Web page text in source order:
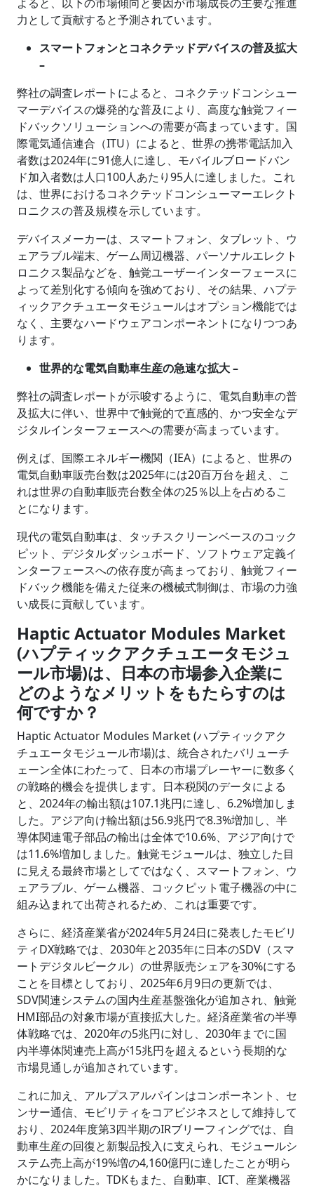
力として貢献すると予測されています。
スマートフォンとコネクテッドデバイスの普及拡大
–
弊社の調査レポートによると、コネクテッドコンシュー
マーデバイスの爆発的な普及により、高度な触覚フィー
ドバックソリューションへの需要が高まっています。国
際電気通信連合（ITU）によると、世界の携帯電話加入
者数は2024年に91億人に達し、モバイルブロードバン
ド加入者数は人口100人あたり95人に達しました。これ
は、世界におけるコネクテッドコンシューマーエレクト
ロニクスの普及規模を示しています。
デバイスメーカーは、スマートフォン、タブレット、ウ
ェアラブル端末、ゲーム周辺機器、パーソナルエレクト
ロニクス製品などを、触覚ユーザーインターフェースに
よって差別化する傾向を強めており、その結果、ハプテ
ィックアクチュエータモジュールはオプション機能では
なく、主要なハードウェアコンポーネントになりつつあ
ります。
世界的な電気自動車生産の急速な拡大 –
弊社の調査レポートが示唆するように、電気自動車の普
及拡大に伴い、世界中で触覚的で直感的、かつ安全なデ
ジタルインターフェースへの需要が高まっています。
例えば、国際エネルギー機関（IEA）によると、世界の
電気自動車販売台数は2025年には20百万台を超え、こ
れは世界の自動車販売台数全体の25％以上を占めるこ
とになります。
現代の電気自動車は、タッチスクリーンベースのコック
ピット、デジタルダッシュボード、ソフトウェア定義イ
ンターフェースへの依存度が高まっており、触覚フィー
ドバック機能を備えた従来の機械式制御は、市場の力強
い成長に貢献しています。
Haptic Actuator Modules Market
(ハプティックアクチュエータモジュ
ール市場)は、日本の市場参入企業に
どのようなメリットをもたらすのは
何ですか？
Haptic Actuator Modules Market (ハプティックアク
チュエータモジュール市場)は、統合されたバリューチ
ェーン全体にわたって、日本の市場プレーヤーに数多く
の戦略的機会を提供します。日本税関のデータによる
と、2024年の輸出額は107.1兆円に達し、6.2%増加しま
した。アジア向け輸出額は56.9兆円で8.3%増加し、半
導体関連電子部品の輸出は全体で10.6%、アジア向けで
は11.6%増加しました。触覚モジュールは、独立した目
に見える最終市場としてではなく、スマートフォン、ウ
ェアラブル、ゲーム機器、コックピット電子機器の中に
組み込まれて出荷されるため、これは重要です。
さらに、経済産業省が2024年5月24日に発表したモビリ
ティDX戦略では、2030年と2035年に日本のSDV（スマ
ートデジタルビークル）の世界販売シェアを30%にする
ことを目標としており、2025年6月9日の更新では、
SDV関連システムの国内生産基盤強化が追加され、触覚
HMI部品の対象市場が直接拡大した。経済産業省の半導
体戦略では、2020年の5兆円に対し、2030年までに国
内半導体関連売上高が15兆円を超えるという長期的な
市場見通しが追加されています。
これに加え、アルプスアルパインはコンポーネント、セ
ンサー通信、モビリティをコアビジネスとして維持して
おり、2024年度第3四半期のIRブリーフィングでは、自
動車生産の回復と新製品投入に支えられ、モジュールシ
ステム売上高が19%増の4,160億円に達したことが明ら
かになりました。TDKもまた、自動車、ICT、産業機器